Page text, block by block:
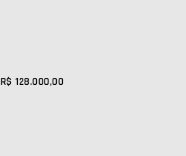
R$ 128.000,00